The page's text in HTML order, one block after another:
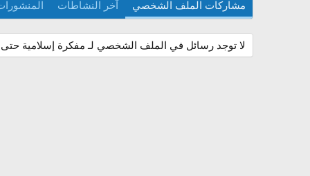
مشاركات الملف الشخصي آخر النشاطات
لا توجد رسائل في الملف الشخصي لـ مفكرة إسلامية حتى